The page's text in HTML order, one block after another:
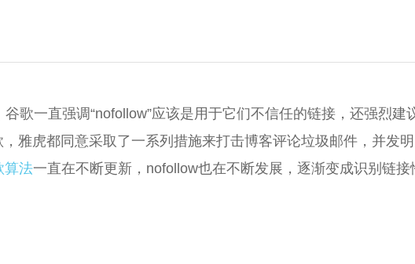
歌一直强调“nofollow”应该是用于它们不信任的链接，还强烈建
雅虎都同意采取了一系列措施来打击博客评论垃圾邮件，并发
算法一直在不断更新，nofollow也在不断发展，逐渐变成识别链接